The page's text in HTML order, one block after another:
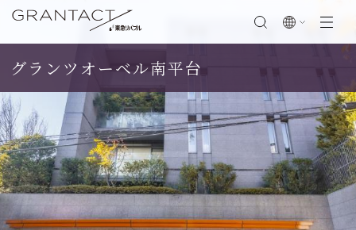
グランツオーベル南平台